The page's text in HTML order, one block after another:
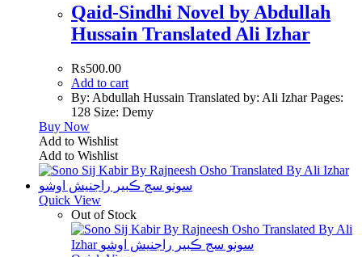
Qaid-Sindhi Novel by Abdullah
Hussain Translated Ali Izhar
₨500.00
Add to cart
By: Abdullah Hussain Translated by: Ali Izhar Pages:
128 Size: Demy
Buy Now
Add to Wishlist
Add to Wishlist
Quick View
Out of Stock